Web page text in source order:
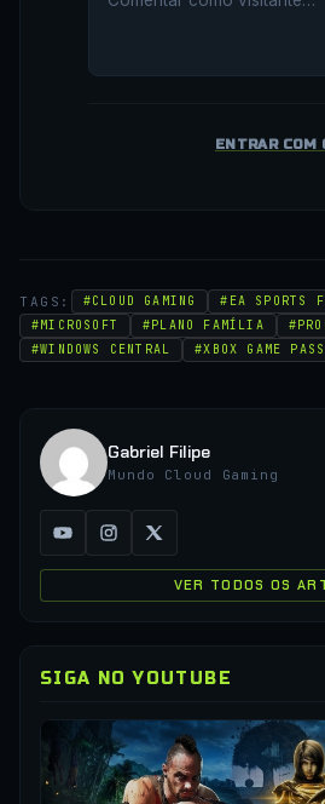
ENTRAR COM
TAGS: #CLOUD GAMING #EA SPORTS
#MICROSOFT
#PLANO FAMÍLIA
#WINDOWS CENTRAL
#XBOX GAME PASS
Gabriel Filipe
Mundo Cloud Gaming
VER TODOS OS
SIGA NO YOUTUBE